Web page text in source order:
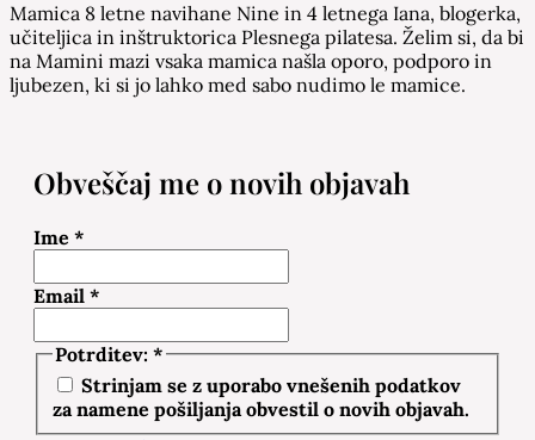
Mamica 8 letne navihane Nine in 4 letnega Iana, blogerka,
učiteljica in inštruktorica Plesnega pilatesa. Želim si, da bi
na Mamini mazi vsaka mamica našla oporo, podporo in
ljubezen, ki si jo lahko med sabo nudimo le mamice.
Obveščaj me o novih objavah
Ime *
Email *
Potrditev: *
Strinjam se z uporabo vnešenih podatkov
za namene pošiljanja obvestil o novih objavah.